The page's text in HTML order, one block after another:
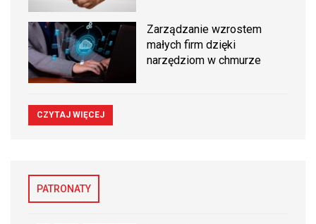
Zarządzanie wzrostem
małych firm dzięki
narzędziom w chmurze
CZYTAJ WIĘCEJ
PATRONATY